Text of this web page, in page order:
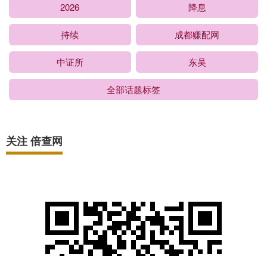
2026 降息
持续 成都赚配网
中证所 东吴
全部话题标签
关注 倍查网